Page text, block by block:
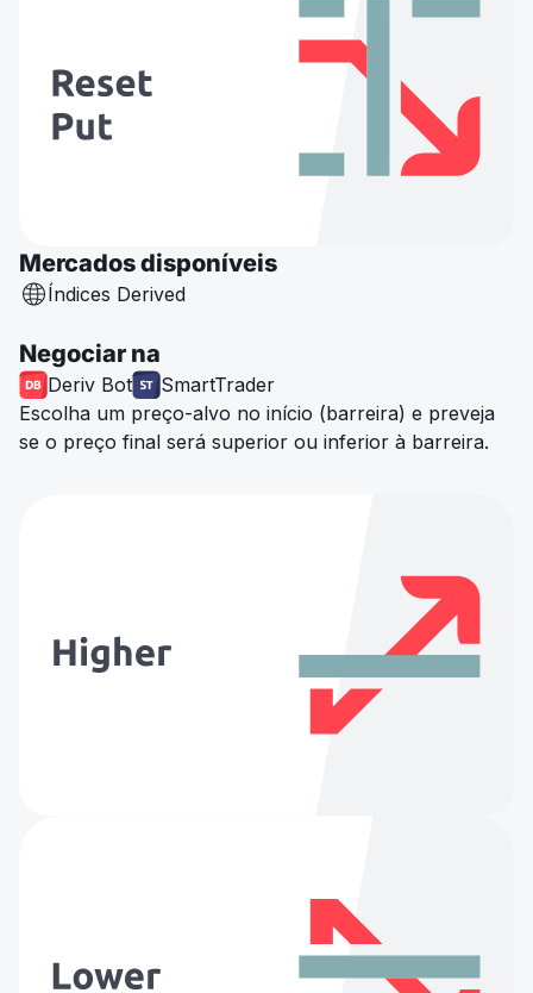
Mercados disponíveis
Índices Derived
Negociar na
Deriv Bot
SmartTrader
Escolha um preço-alvo no início (barreira) e preveja
se o preço final será superior ou inferior à barreira.